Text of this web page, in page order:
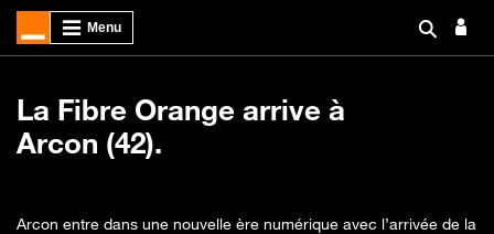
La Fibre Orange arrive à
Arcon (42).
Arcon entre dans une nouvelle ère numérique avec l’arrivée de la